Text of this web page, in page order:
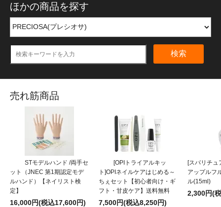
ほかの商品を探す
検索
売れ筋商品
STモデルハンド /両手セ
ット（JNEC 第1期認定モデ
ルハンド）【ネイリスト検
定】
16,000円(税込17,600円)
[OPIトライアルキッ
ト]OPIネイルケアはじめる～
ちぇセット【初心者向け・ギ
フト・甘皮ケア】送料無料
7,500円(税込8,250円)
[スパリチュ
アップルフ
ル(15ml)
2,300円(